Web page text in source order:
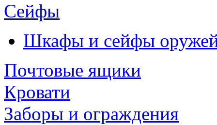
Сейфы
Шкафы и сейфы
Почтовые ящики
Кровати
Заборы и ограждения